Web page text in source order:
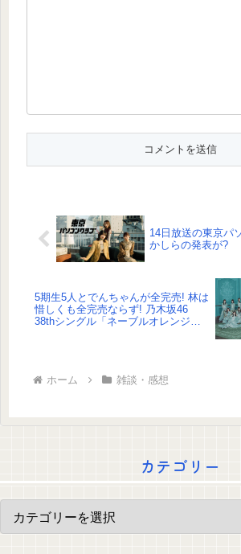
14日放送の東京パ
かしらの発表が?
5期生5人とでんちゃんが全完売! 林は
惜しくも全完売ならず! 乃木坂46
38thシングル「ネーブルオレンジ」
ホーム 雑談・感想
カテゴリー